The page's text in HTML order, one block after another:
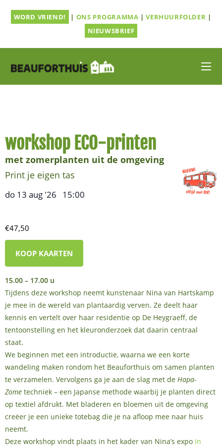
naarWORD VRIEND! | ONS PROGRAMMA |VERHUURFOLDER |
NIEUWSBRIEF
workshop ECO-printen
met zomerplanten uit de omgeving
Print je eigen tas
do 13 aug '26 15:00
€47,50
KOOP KAARTEN
15.00 – 17.00 u
Tijdens deze workshop neemt kunstenaar Nina van Hartskamp
je mee in de wereld van plantaardig verven. Ze deelt haar
kennis en vertelt over haar residentie op De Heygraeff, de
tentoonstelling en het kleuronderzoek dat daarin centraal
staat.
We beginnen met een introductie, waarna we een korte
wandeling maken rondom het Beauforthuis om samen planten
te verzamelen. Vervolgens ga je aan de slag met de Hapa-
Zome techniek – een Japanse methode waarbij je planten direct
op textiel afdrukt. Met bladeren en bloemen uit de omgeving
creëer je een unieke totebag die je na afloop mee naar huis
neemt.
Deze workshop vindt plaats in het kader van Nina’s expo In